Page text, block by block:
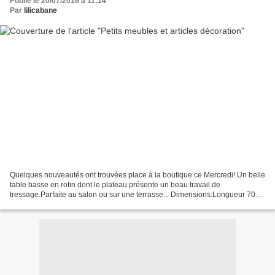
Par lilicabane
Quelques nouveautés ont trouvées place à la boutique ce Mercredi! Un belle
table basse en rotin dont le plateau présente un beau travail de
tressage.Parfaite au salon ou sur une terrasse... Dimensions:Longueur 70cm